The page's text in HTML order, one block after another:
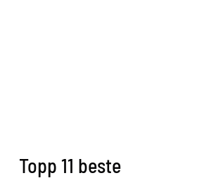
Topp 11 beste